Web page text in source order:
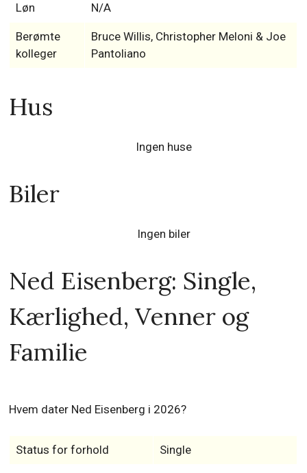
Løn N/A
Berømte
kolleger
Bruce Willis, Christopher Meloni & Joe
Pantoliano
Hus
Ingen huse
Biler
Ingen biler
Ned Eisenberg: Single,
Kærlighed, Venner og
Familie
Hvem dater Ned Eisenberg i 2026?
Status for forhold Single